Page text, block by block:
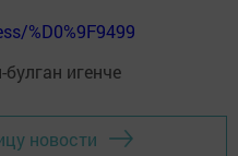
%D0%9F9499
новости